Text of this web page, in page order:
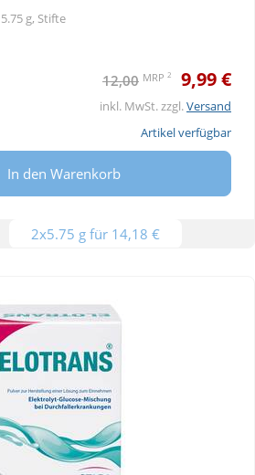
5.75 g, Stifte
12,00 MRP 2 9,99 €
inkl. MwSt. zzgl.Versand
Artikel verfügbar
In den Warenkorb
2x5.75 g für 14,18 €